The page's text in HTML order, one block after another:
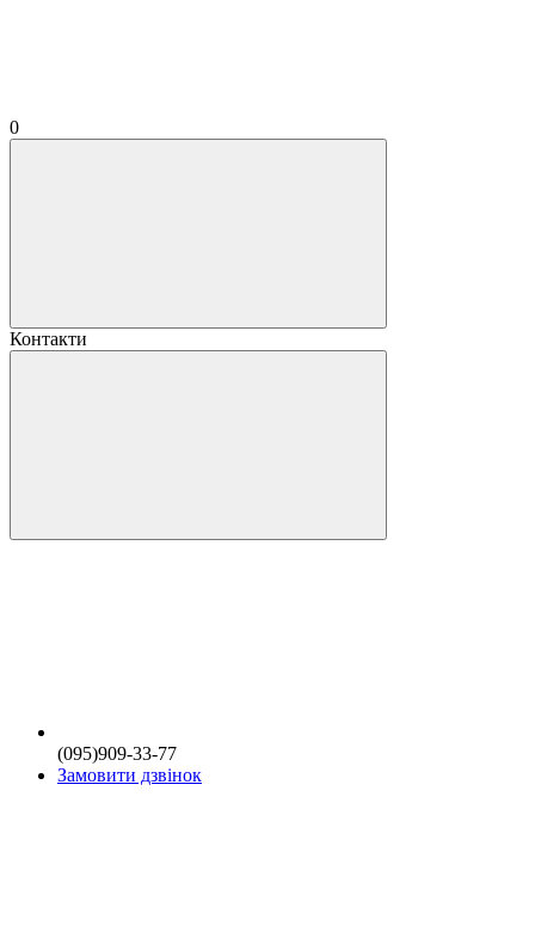
0
Контакти
(095)909-33-77
Замовити дзвінок